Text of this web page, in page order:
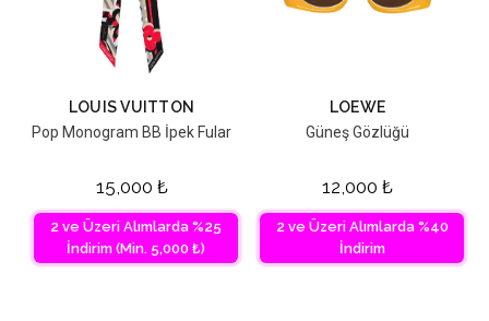
LOUIS VUITTON
Pop Monogram BB İpek Fular
15,000 ₺
2 ve Üzeri Alımlarda %25
İndirim (Min. 5,000 ₺)
LOEWE
Güneş Gözlüğü
12,000 ₺
2 ve Üzeri Alımlarda %40
İndirim